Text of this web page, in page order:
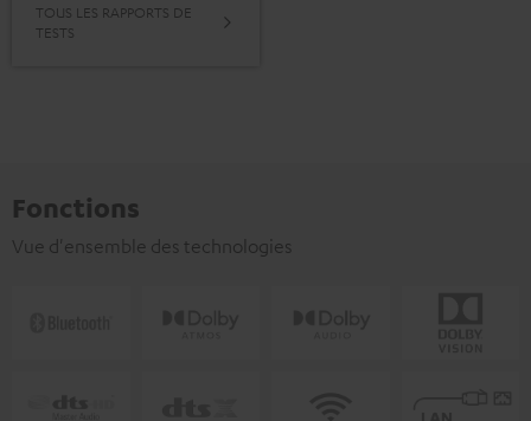
TOUS LES RAPPORTS DE
TESTS
Fonctions
Vue d'ensemble des technologies